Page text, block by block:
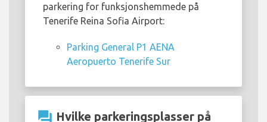
parkering for funksjonshemmede på
Tenerife Reina Sofia Airport:
Parking General P1 AENA
Aeropuerto Tenerife Sur
question_answer Hvilke parkeringsplasser på